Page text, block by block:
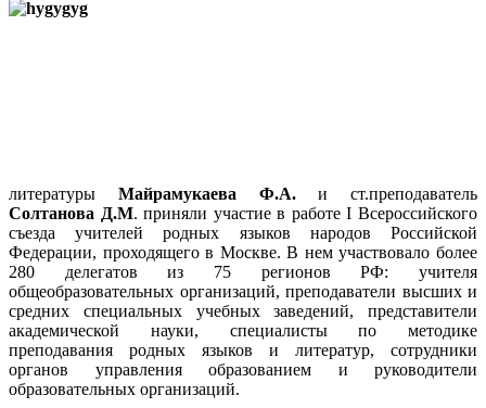
литературы Майрамукаева Ф.А.и ст.преподаватель
Солтанова Д.М. приняли участие в работе I Всероссийского
съезда учителей родных языков народов Российской
Федерации, проходящего в Москве. В нем участвовало более
280 делегатов из 75 регионов РФ: учителя
общеобразовательных организаций, преподаватели высших и
средних специальных учебных заведений, представители
академической науки, специалисты по методике
преподавания родных языков и литератур, сотрудники
органов управления образованием и руководители
образовательных организаций.